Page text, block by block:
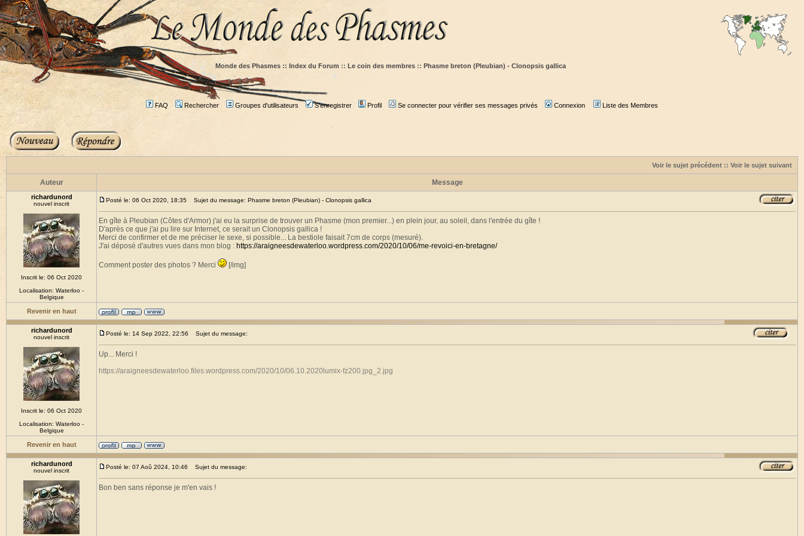
Monde des Phasmes :: Index du Forum :: Le coin des membres :: Phasme breton (Pleubian) - Clonopsis gallica
FAQ Rechercher Groupes d'utilisateurs S'enregistrer Profil Se connecter pour vérifier ses messages privés Connexion Liste des Membres
Voir le sujet précédent :: Voir le sujet suivant
Auteur Message
richardunord
nouvel inscrit
Inscrit le: 06 Oct 2020
Localisation: Waterloo -
Belgique
Posté le: 06 Oct 2020, 18:35 Sujet du message: Phasme breton (Pleubian) - Clonopsis gallica
En gîte à Pleubian (Côtes d'Armor) j'ai eu la surprise de trouver un Phasme (mon premier...) en plein jour, au soleil, dans l'entrée du gîte !
D'après ce que j'ai pu lire sur Internet, ce serait un Clonopsis gallica !
Merci de confirmer et de me préciser le sexe, si possible... La bestiole faisait 7cm de corps (mesuré).
J'ai déposé d'autres vues dans mon blog : https://araigneesdewaterloo.wordpress.com/2020/10/06/me-revoici-en-bretagne/
Comment poster des photos ? Merci [/img]
Revenir en haut
richardunord
nouvel inscrit
Inscrit le: 06 Oct 2020
Localisation: Waterloo -
Belgique
Posté le: 14 Sep 2022, 22:56 Sujet du message:
Up... Merci !
https://araigneesdewaterloo.files.wordpress.com/2020/10/06.10.2020lumix-fz200.jpg_2.jpg
Revenir en haut
richardunord
nouvel inscrit
Posté le: 07 Aoû 2024, 10:46 Sujet du message:
Bon ben sans réponse je m'en vais !